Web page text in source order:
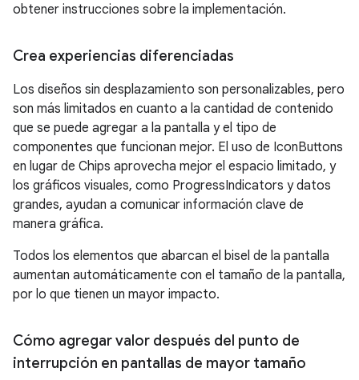
obtener instrucciones sobre la implementación.
Crea experiencias diferenciadas
Los diseños sin desplazamiento son personalizables, pero
son más limitados en cuanto a la cantidad de contenido
que se puede agregar a la pantalla y el tipo de
componentes que funcionan mejor. El uso de IconButtons
en lugar de Chips aprovecha mejor el espacio limitado, y
los gráficos visuales, como ProgressIndicators y datos
grandes, ayudan a comunicar información clave de
manera gráfica.
Todos los elementos que abarcan el bisel de la pantalla
aumentan automáticamente con el tamaño de la pantalla,
por lo que tienen un mayor impacto.
Cómo agregar valor después del punto de
interrupción en pantallas de mayor tamaño